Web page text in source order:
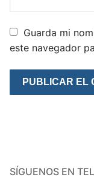
Guarda mi
este navegador
SÍGUENOS EN